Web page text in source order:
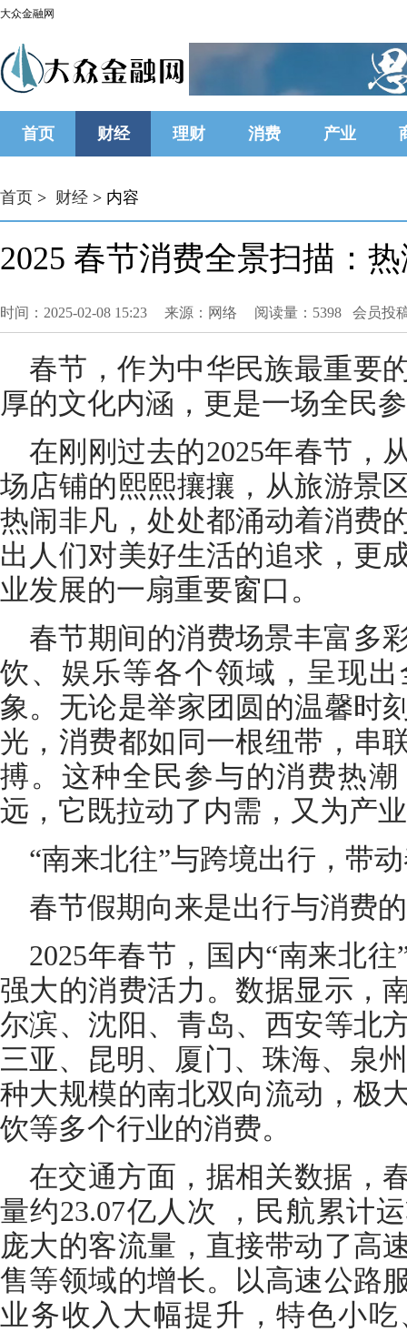
大众金融网
首页 财经 理财 消费 产业
首页 > 财经 > 内容
2025 春节消费全景扫描：
时间：2025-02-08 15:23 来源：网络 阅读量：5398 会员投
春节，作为中华民族最重要
厚的文化内涵，更是一场全民
在刚刚过去的2025年春节，
场店铺的熙熙攘攘，从旅游景
热闹非凡，处处都涌动着消费
出人们对美好生活的追求，更
业发展的一扇重要窗口。
春节期间的消费场景丰富多
饮、娱乐等各个领域，呈现
象。无论是举家团圆的温馨时
光，消费都如同一根纽带，串
搏。这种全民参与的消费热
远，它既拉动了内需，又为产
“南来北往”与跨境出行，带
春节假期向来是出行与消费
2025年春节，国内“南来北
强大的消费活力。数据显示，
尔滨、沈阳、青岛、西安等北
三亚、昆明、厦门、珠海、泉
种大规模的南北双向流动，极
饮等多个行业的消费。
在交通方面，据相关数据，
量约23.07亿人次 ，民航累计
庞大的客流量，直接带动了高
售等领域的增长。以高速公路
业务收入大幅提升，特色小